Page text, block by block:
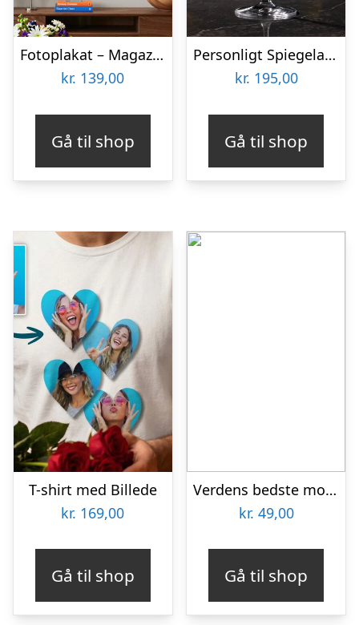
Fotoplakat – Magazine cover
kr. 139,00
Gå til shop
Personligt Spiegelau Champagneglas med Gravering – Egen Tekst
kr. 195,00
Gå til shop
T-shirt med Billede
kr. 169,00
Gå til shop
Verdens bedste mor nøglering i træ
kr. 49,00
Gå til shop